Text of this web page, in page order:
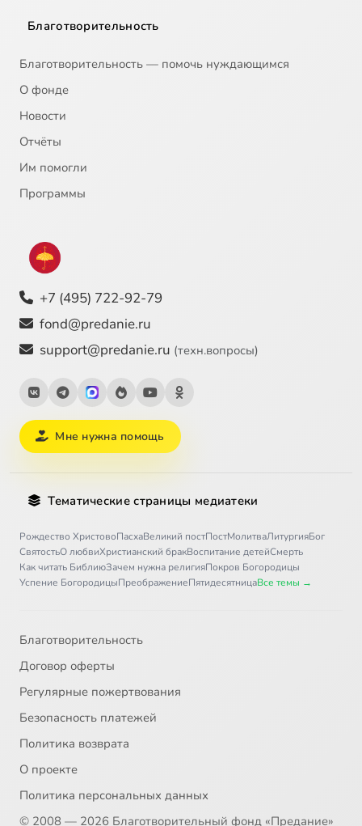
Благотворительность
Благотворительность — помочь нуждающимся
О фонде
Новости
Отчёты
Им помогли
Программы
+7 (495) 722-92-79
fond@predanie.ru
support@predanie.ru (техн.вопросы)
Мне нужна помощь
Тематические страницы медиатеки
Рождество ХристовоПасхаВеликий постПостМолитваЛитургияБог
СвятостьО любвиХристианский бракВоспитание детейСмерть
Как читать БиблиюЗачем нужна религияПокров Богородицы
Успение БогородицыПреображениеПятидесятницаВсе темы →
Благотворительность
Договор оферты
Регулярные пожертвования
Безопасность платежей
Политика возврата
О проекте
Политика персональных данных
© 2008 — 2026 Благотворительный фонд «Предание»